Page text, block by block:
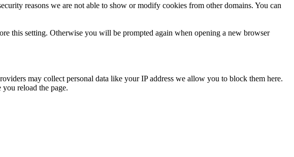
reasons we are not able to show or modify cookies from other domains. You can
this setting. Otherwise you will be prompted again when opening a new browser
may collect personal data like your IP address we allow you to block them here.
reload the page.